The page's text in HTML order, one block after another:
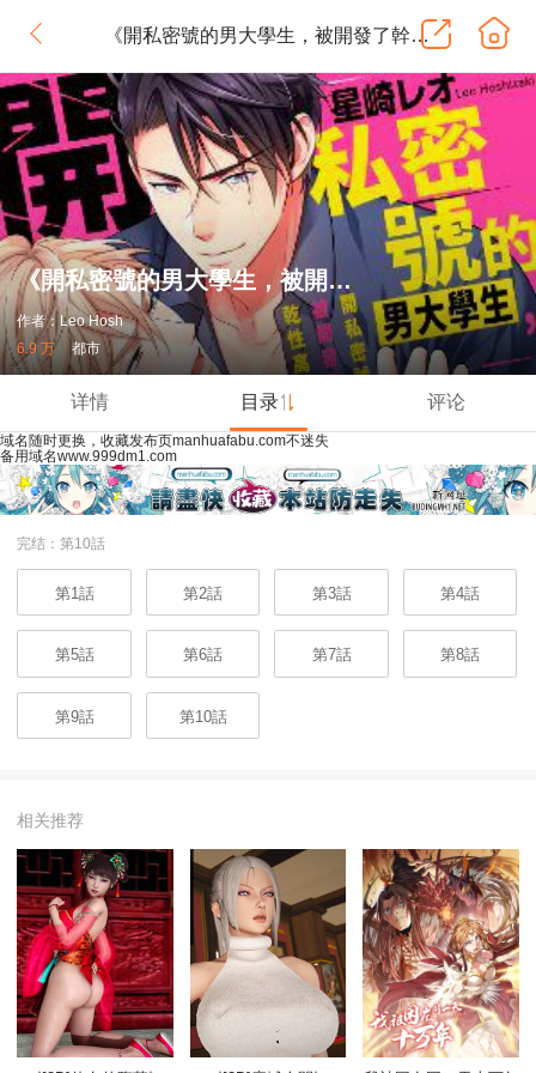
《開私密號的男大學生，被開發了幹性高潮。》
《開私密號的男大學生，被開發了幹性高潮。》
作者：Leo Hosh
6.9 万
都市
详情 目录 评论
域名随时更换，收藏发布页manhuafabu.com不迷失
备用域名www.999dm1.com
完结：第10話
第1話 第2話 第3話 第4話
第5話 第6話 第7話 第8話
第9話 第10話
相关推荐